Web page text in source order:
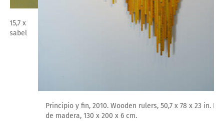
Principio y fin, 2010. Wooden rulers, 50,7 x 78 x 23 in. Reglas
de madera, 130 x 200 x 6 cm.